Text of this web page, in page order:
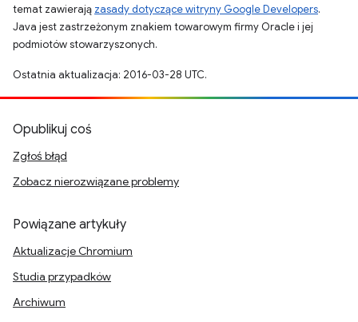
temat zawierają zasady dotyczące witryny Google Developers.
Java jest zastrzeżonym znakiem towarowym firmy Oracle i jej
podmiotów stowarzyszonych.
Ostatnia aktualizacja: 2016-03-28 UTC.
Opublikuj coś
Zgłoś błąd
Zobacz nierozwiązane problemy
Powiązane artykuły
Aktualizacje Chromium
Studia przypadków
Archiwum